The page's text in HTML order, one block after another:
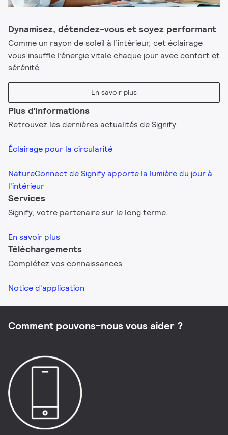
Dynamisez, détendez-vous et soyez performant
Comme un rayon de soleil à l’intérieur, cet éclairage
vous insuffle l’énergie vitale chaque jour avec confort et
sérénité.
En savoir plus
Plus d'informations
Retrouvez les dernières actualités de Signify.
Éclairage pour la circularité
NatureConnect de Signify apporte la lumière du jour à
l'intérieur
Services
Signify, votre partenaire sur le long terme.
En savoir plus
Téléchargements
Complétez vos connaissances.
Notice d'application
Comment pouvons-nous vous aider ?